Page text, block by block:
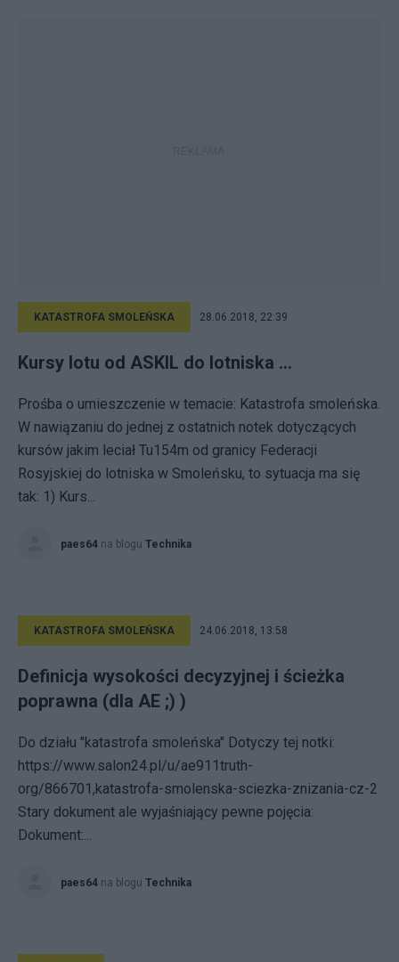
KATASTROFA SMOLEŃSKA 28.06.2018, 22:39
Kursy lotu od ASKIL do lotniska ...
Prośba o umieszczenie w temacie: Katastrofa smoleńska.
W nawiązaniu do jednej z ostatnich notek dotyczących
kursów jakim leciał Tu154m od granicy Federacji
Rosyjskiej do lotniska w Smoleńsku, to sytuacja ma się
tak: 1) Kurs...
paes64 na blogu Technika
KATASTROFA SMOLEŃSKA 24.06.2018, 13:58
Definicja wysokości decyzyjnej i ścieżka
poprawna (dla AE ;) )
Do działu "katastrofa smoleńska" Dotyczy tej notki:
https://www.salon24.pl/u/ae911truth-
org/866701,katastrofa-smolenska-sciezka-znizania-cz-2
Stary dokument ale wyjaśniający pewne pojęcia:
Dokument:...
paes64 na blogu Technika